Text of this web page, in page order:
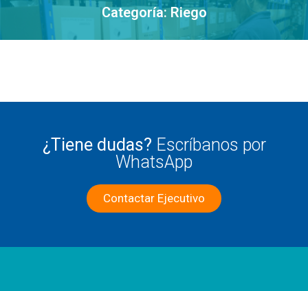
Categoría: Riego
¿Tiene dudas? Escríbanos por
WhatsApp
Contactar Ejecutivo